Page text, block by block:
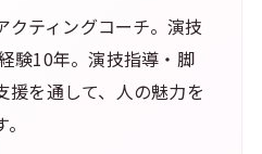
クティングコーチ。演技
験10年。演技指導・脚
援を通して、人の魅力を